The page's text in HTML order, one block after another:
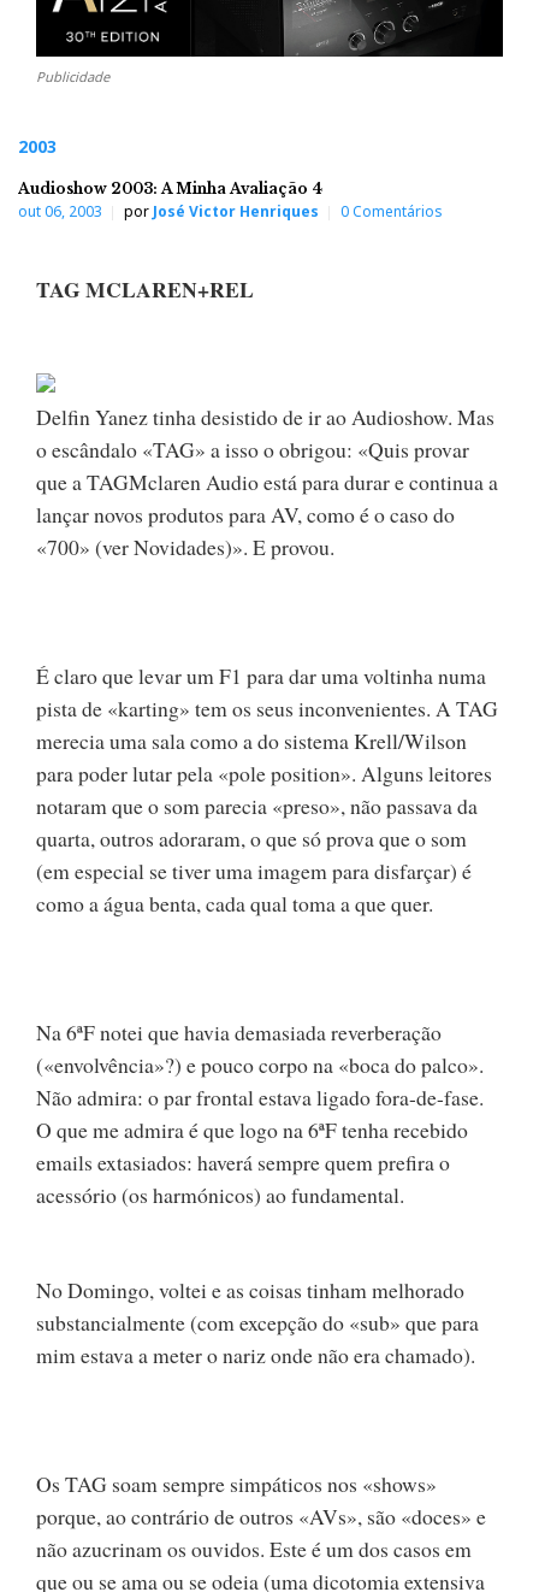
Publicidade
2003
Audioshow 2003: A Minha Avaliação 4
out 06, 2003 por José Victor Henriques 0 Comentários
TAG MCLAREN+REL
Delfin Yanez tinha desistido de ir ao Audioshow. Mas
o escândalo «TAG» a isso o obrigou: «Quis provar
que a TAGMclaren Audio está para durar e continua a
lançar novos produtos para AV, como é o caso do
«700» (ver Novidades)». E provou.
É claro que levar um F1 para dar uma voltinha numa
pista de «karting» tem os seus inconvenientes. A TAG
merecia uma sala como a do sistema Krell/Wilson
para poder lutar pela «pole position». Alguns leitores
notaram que o som parecia «preso», não passava da
quarta, outros adoraram, o que só prova que o som
(em especial se tiver uma imagem para disfarçar) é
como a água benta, cada qual toma a que quer.
Na 6ªF notei que havia demasiada reverberação
(«envolvência»?) e pouco corpo na «boca do palco».
Não admira: o par frontal estava ligado fora-de-fase.
O que me admira é que logo na 6ªF tenha recebido
emails extasiados: haverá sempre quem prefira o
acessório (os harmónicos) ao fundamental.
No Domingo, voltei e as coisas tinham melhorado
substancialmente (com excepção do «sub» que para
mim estava a meter o nariz onde não era chamado).
Os TAG soam sempre simpáticos nos «shows»
porque, ao contrário de outros «AVs», são «doces» e
não azucrinam os ouvidos. Este é um dos casos em
que ou se ama ou se odeia (uma dicotomia extensiva